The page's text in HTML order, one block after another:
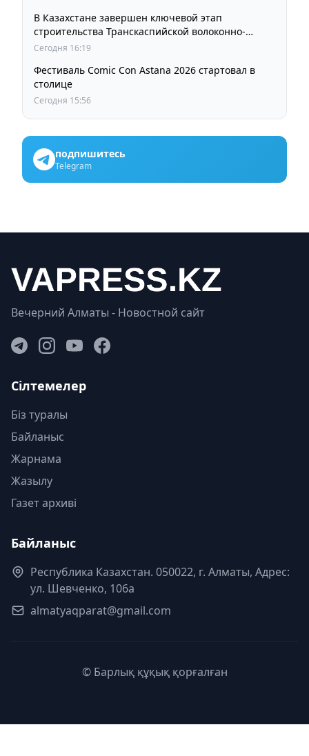
В Казахстане завершен ключевой этап
строительства Транскаспийской волоконно-
оптической линии связи
Сегодня 16:19
Фестиваль Comic Con Astana 2026 стартовал в
столице
Сегодня 15:56
подпишитесь
Telegram
Вечерний Алматы - Новостной сайт
Сілтемелер
Біз туралы
Байланыс
Жарнама
Жазылу
Газет архиві
Байланыс
Республика Казахстан. 050022, г. Алматы, Адрес:
ул. Шевченко, 106а
almatyaqparat@gmail.com
© Барлық құқық қорғалған